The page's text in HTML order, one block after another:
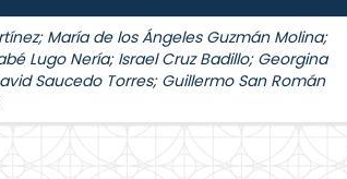
; María de los Ángeles Guzmán Molina;
Lugo Nería; Israel Cruz Badillo; Georgina
Saucedo Torres; Guillermo San Román